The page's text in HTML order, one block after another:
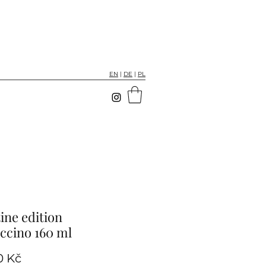
EN | DE | PL
edition
160 ml
KčCena